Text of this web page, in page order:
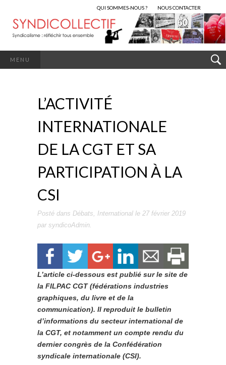
QUI SOMMES-NOUS ? NOUS CONTACTER
MENU
L’ACTIVITÉ
INTERNATIONALE
DE LA CGT ET SA
PARTICIPATION À LA
CSI
Posté dans Débats, International le 27 février 2019
par syndicoAdmin.
L’article ci-dessous est publié sur le site de
la FILPAC CGT (fédérations industries
graphiques, du livre et de la
communication). Il reproduit le bulletin
d’informations du secteur international de
la CGT, et notamment un compte rendu du
dernier congrès de la Confédération
syndicale internationale (CSI).